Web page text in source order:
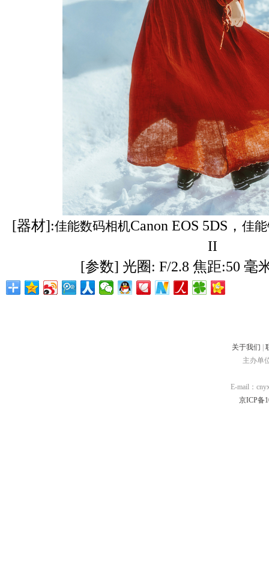
[器材]:佳能数码相机Canon EOS 5DS， 佳
II
[参数] 光圈: F/2.8 焦距:50 毫
关于我们
主办单
E-mail：
京ICP备